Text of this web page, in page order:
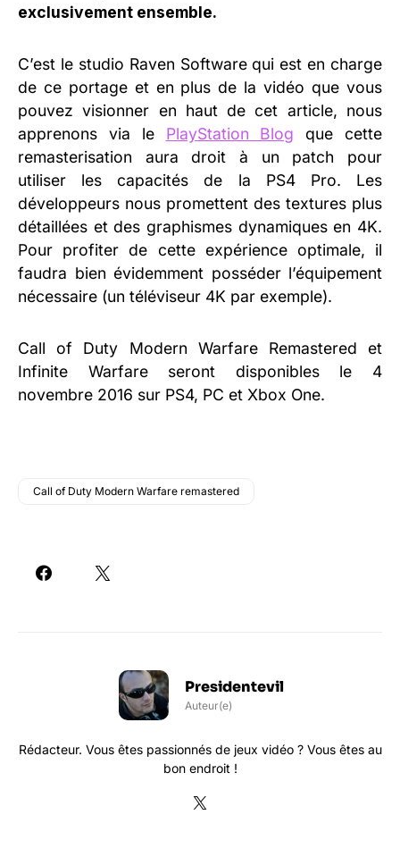
exclusivement ensemble.
C’est le studio Raven Software qui est en charge
de ce portage et en plus de la vidéo que vous
pouvez visionner en haut de cet article, nous
apprenons via le PlayStation Blog que cette
remasterisation aura droit à un patch pour
utiliser les capacités de la PS4 Pro. Les
développeurs nous promettent des textures plus
détaillées et des graphismes dynamiques en 4K.
Pour profiter de cette expérience optimale, il
faudra bien évidemment posséder l’équipement
nécessaire (un téléviseur 4K par exemple).
Call of Duty Modern Warfare Remastered et
Infinite Warfare seront disponibles le 4
novembre 2016 sur PS4, PC et Xbox One.
Call of Duty Modern Warfare remastered
Presidentevil
Auteur(e)
Rédacteur. Vous êtes passionnés de jeux vidéo ? Vous êtes au
bon endroit !